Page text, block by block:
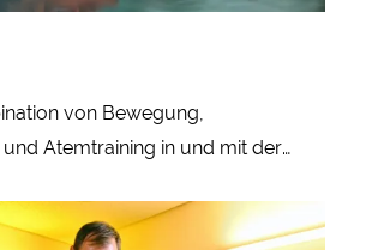
von Bewegung,
Atemtraining in und mit der
Moor und more